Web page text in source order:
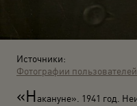
Источники:
Фотографии
«Накануне». 1941 год.